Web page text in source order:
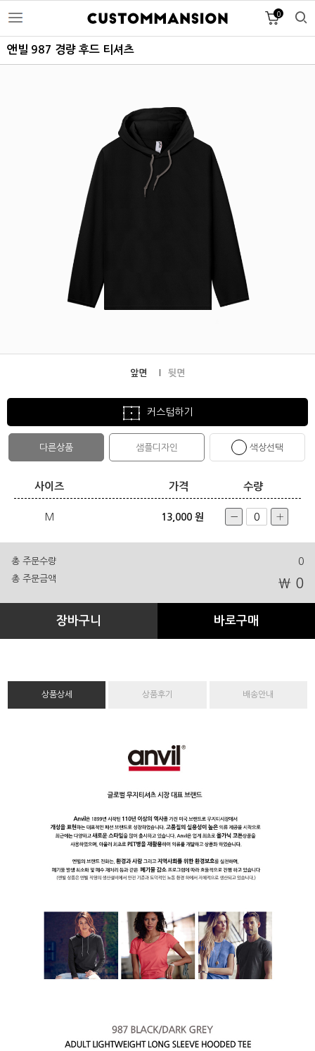
0
앤빌 987 경량 후드 티셔츠
앞면 뒷면
커스텀하기
다른상품 샘플디자인 색상선택
사이즈 가격 수량
M 13,000 원
총 주문수량 0
총 주문금액 ₩ 0
장바구니 바로구매
상품상세 상품후기 배송안내